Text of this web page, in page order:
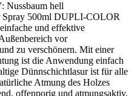
Nussbaum hell
500ml DUPLI-COLOR
und effektive
vor
zu verschönern. Mit einer
ist die Anwendung einfach
Dünnschichtlasur ist für alle
Atmung des Holzes
offenporig und atmungsaktiv,